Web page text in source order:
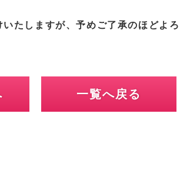
たしますが、予めご了承のほどよろ
一覧へ戻る